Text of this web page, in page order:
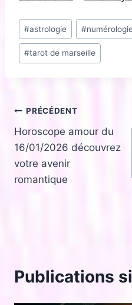
Étiquettes
de
la
#astrologie #
#tarot de marseille
Navigation
de
l’article
PRÉCÉDENT
Horoscope amour du
16/01/2026 découvrez
votre avenir
romantique
Publications